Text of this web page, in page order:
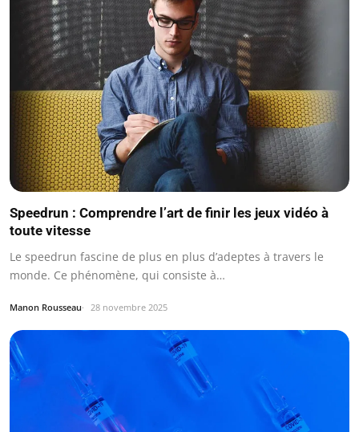
Speedrun : Comprendre l’art de finir les jeux vidéo à
toute vitesse
Le speedrun fascine de plus en plus d’adeptes à travers le
monde. Ce phénomène, qui consiste à…
Manon Rousseau 28 novembre 2025